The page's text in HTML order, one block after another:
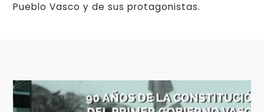
Pueblo Vasco y de sus protagonistas.